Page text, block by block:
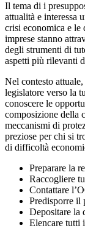
Il tema di i
attualità e interessa
crisi economica e
imprese stanno
degli strumenti di
aspetti più rilevanti
Nel contesto
legislatore verso la
conoscere le
composizione della
meccanismi di
preziose per chi si
di difficoltà
Preparare la
Raccogliere
Contattare
Predisporre il
Depositare la
Elencare tutti